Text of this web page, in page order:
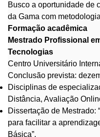
Busco a oportunidade de
da Gama com
Formação acadêmica
Mestrado Profissional
Tecnologias
Centro Universitário
Conclusão prevista:
Disciplinas de
Distância, Avaliação
Dissertação de Mestrado:
para facilitar a
Básica”.